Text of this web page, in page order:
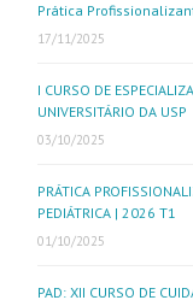
Prática
17/11/2025
I CURSO DE
UNIVERSITÁRIO DA USP
03/10/2025
PRÁTICA
PEDIÁTRICA | 2026 T1
01/10/2025
PAD: XII CURSO DE